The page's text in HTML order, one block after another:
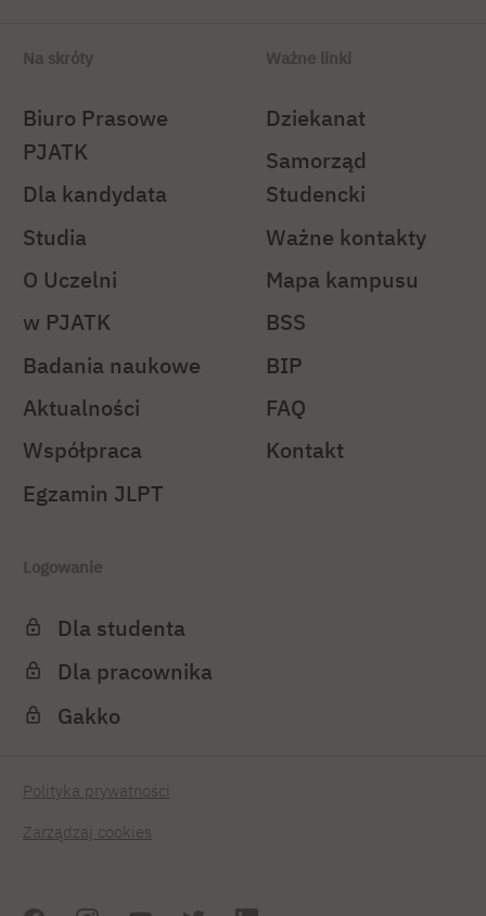
Na skróty
Biuro Prasowe
PJATK
Dla kandydata
Studia
O Uczelni
w PJATK
Badania naukowe
Aktualności
Współpraca
Egzamin JLPT
Ważne linki
Dziekanat
Samorząd
Studencki
Ważne kontakty
Mapa kampusu
BSS
BIP
FAQ
Kontakt
Logowanie
Dla studenta
Dla pracownika
Gakko
Polityka prywatności
Zarządzaj cookies